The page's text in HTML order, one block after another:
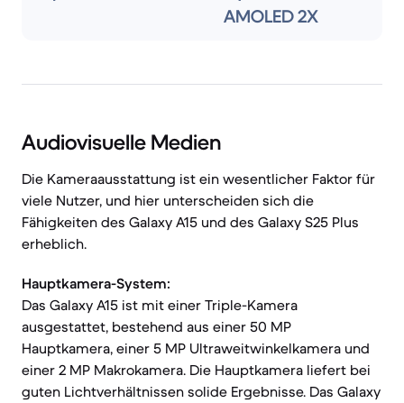
AMOLED 2X
Audiovisuelle Medien
Die Kameraausstattung ist ein wesentlicher Faktor für
viele Nutzer, und hier unterscheiden sich die
Fähigkeiten des Galaxy A15 und des Galaxy S25 Plus
erheblich.
Hauptkamera-System:
Das Galaxy A15 ist mit einer Triple-Kamera
ausgestattet, bestehend aus einer 50 MP
Hauptkamera, einer 5 MP Ultraweitwinkelkamera und
einer 2 MP Makrokamera. Die Hauptkamera liefert bei
guten Lichtverhältnissen solide Ergebnisse. Das Galaxy